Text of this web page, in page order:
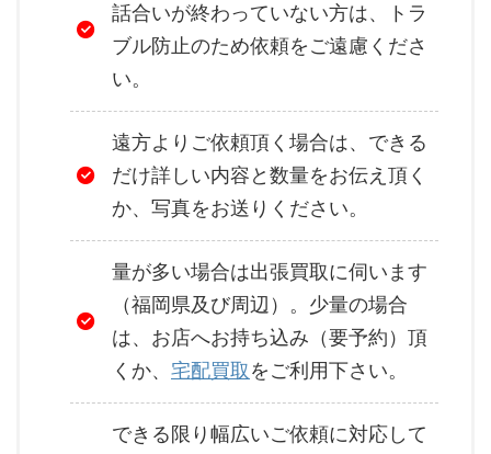
話合いが終わっていない方は、トラ
ブル防止のため依頼をご遠慮くださ
い。
遠方よりご依頼頂く場合は、できる
だけ詳しい内容と数量をお伝え頂く
か、写真をお送りください。
量が多い場合は出張買取に伺います
（福岡県及び周辺）。少量の場合
は、お店へお持ち込み（要予約）頂
くか、 宅配買取をご利用下さい。
できる限り幅広いご依頼に対応して